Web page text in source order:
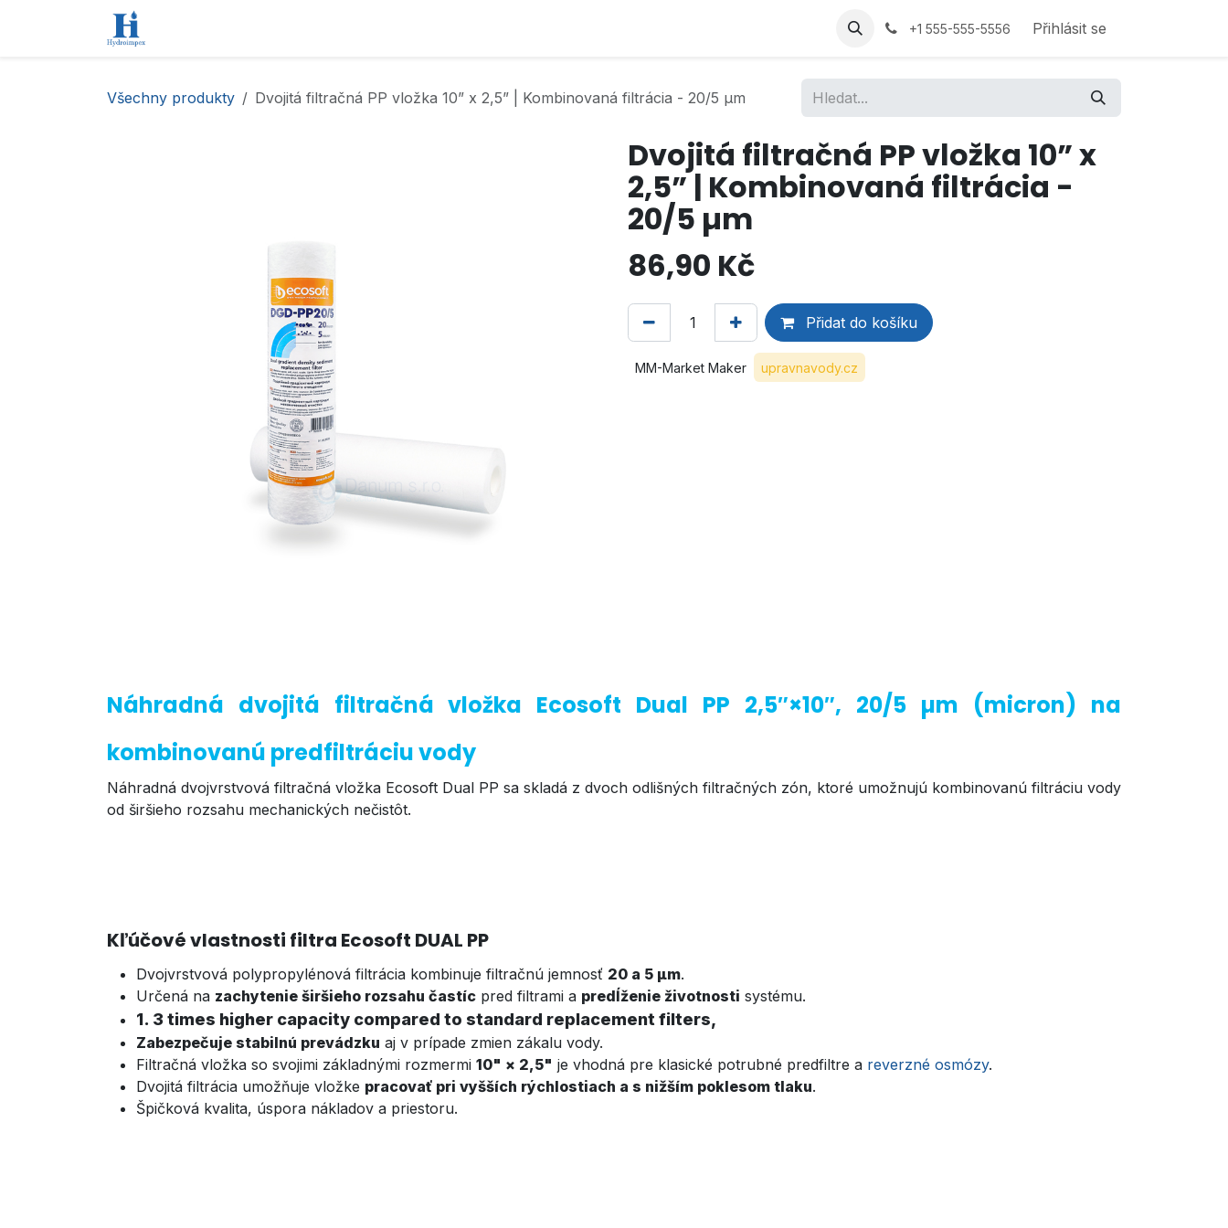
+1 555-555-5556 Přihlásit se
Všechny produkty Dvojitá filtračná PP vložka 10” x 2,5” | Kombinovaná filtrácia - 20/5 µm
Dvojitá filtračná PP vložka 10” x
2,5” | Kombinovaná filtrácia -
20/5 µm
86,90 Kč
Přidat do košíku
MM-Market Maker upravnavody.cz
Náhradná dvojitá filtračná vložka Ecosoft Dual PP 2,5″×10″, 20/5 µm (micron) na
kombinovanú predfiltráciu vody
Náhradná dvojvrstvová filtračná vložka Ecosoft Dual PP sa skladá z dvoch odlišných filtračných zón, ktoré umožnujú kombinovanú filtráciu vody
od širšieho rozsahu mechanických nečistôt.
Kľúčové vlastnosti filtra Ecosoft DUAL PP
Dvojvrstvová polypropylénová filtrácia kombinuje filtračnú jemnosť 20 a 5 µm.
Určená na zachytenie širšieho rozsahu častíc pred filtrami a predĺženie životnosti systému.
1. 3 times higher capacity compared to standard replacement filters,
Zabezpečuje stabilnú prevádzku aj v prípade zmien zákalu vody.
Filtračná vložka so svojimi základnými rozmermi 10" × 2,5" je vhodná pre klasické potrubné predfiltre a reverzné osmózy.
Dvojitá filtrácia umožňuje vložke pracovať pri vyšších rýchlostiach a s nižším poklesom tlaku.
Špičková kvalita, úspora nákladov a priestoru.